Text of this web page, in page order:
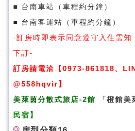
■ 台南車站（車程約分鐘）
■ 台南客運站（車程約分鐘）
-訂房時即表示同意遵守入住需知
下訂-
訂房請電洽【0973-861818、
@558hqvir】
美萊茵分散式旅店-2館
「 橙館美
民宿 】